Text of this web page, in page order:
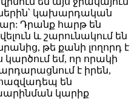
կախարդական
Դրանք հարթ են
և շարունակում են
թե քանի լողորդ է
եմ, որ որակի
է իրեն,
են
կարիք